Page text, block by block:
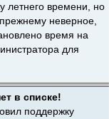
летнего времени, но
неверное,
время на
для
в списке!
поддержку